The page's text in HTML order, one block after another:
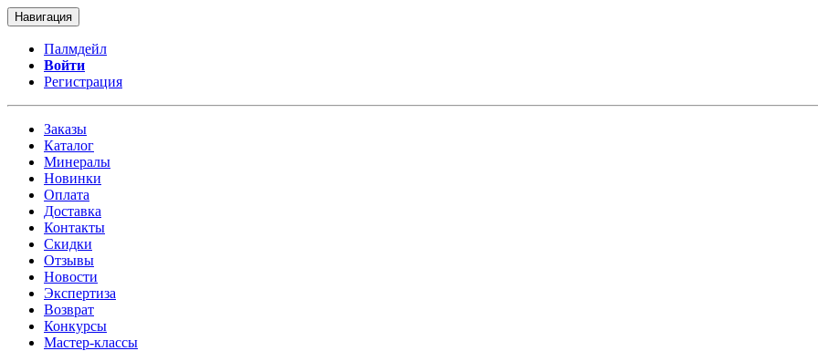
Навигация
Палмдейл
Войти
Регистрация
Заказы
Каталог
Минералы
Новинки
Оплата
Доставка
Контакты
Скидки
Отзывы
Новости
Экспертиза
Возврат
Конкурсы
Мастер-классы